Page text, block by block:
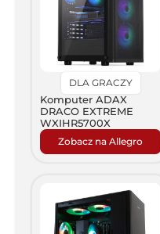
DLA GRACZY
Komputer ADAX
DRACO EXTREME
WXIHR5700X
Zobacz na Allegro